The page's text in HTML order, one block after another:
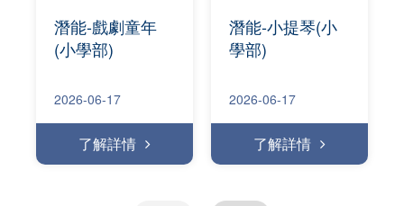
潛能-戲劇童年
(小學部)
2026-06-17
了解詳情
潛能-小提琴(小
學部)
2026-06-17
了解詳情